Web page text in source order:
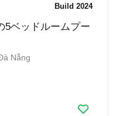
Build 2024
5ベッドルームプー
Nẵng